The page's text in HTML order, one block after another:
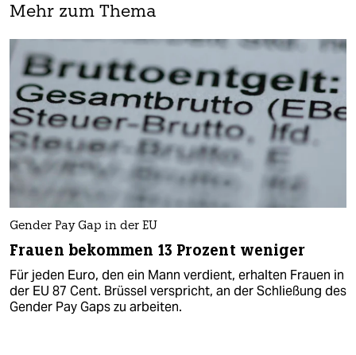
Mehr zum Thema
Gender Pay Gap in der EU
Frauen bekommen 13 Prozent weniger
Für jeden Euro, den ein Mann verdient, erhalten Frauen in
der EU 87 Cent. Brüssel verspricht, an der Schließung des
Gender Pay Gaps zu arbeiten.